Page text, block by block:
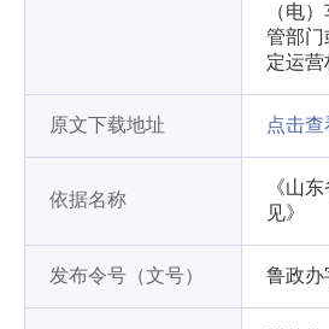
（电
管部门
定运
原文下载地址 点击
依据名称
《山
见》
发布令号（文号） 鲁政办